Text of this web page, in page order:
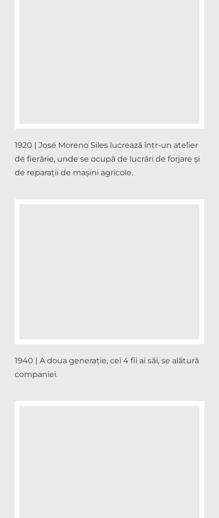
1920 | José Moreno Siles lucrează într-un atelier
de fierărie, unde se ocupă de lucrări de forjare și
de reparații de mașini agricole.
1940 | A doua generație, cei 4 fii ai săi, se alătură
companiei.